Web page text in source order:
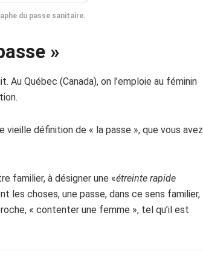
du passe sanitaire.
»
Québec (Canada), on l’emploie au féminin
vieille définition de « la passe », que vous avez
familier, à désigner une «étreinte rapide
les choses, une passe, dans ce sens familier,
« contenter une femme », tel qu’il est